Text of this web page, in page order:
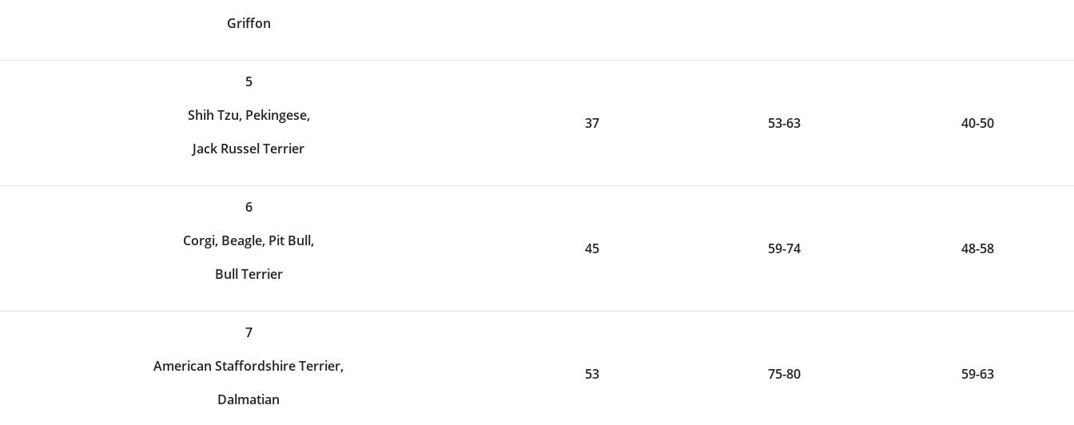
Griffon
5
Shih Tzu, Pekingese,
Jack Russel Terrier
37 53-63 40-50
6
Corgi, Beagle, Pit Bull,
Bull Terrier
45 59-74 48-58
7
American Staffordshire Terrier,
Dalmatian
53 75-80 59-63